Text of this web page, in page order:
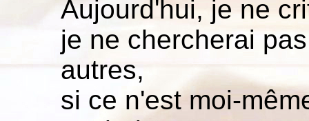
Aujourd'hui, je ne
je ne chercherai
autres,
si ce n'est moi-